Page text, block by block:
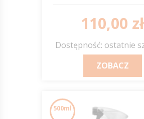
110,00 zł
Dostępność: ostatnie
ZOBACZ
500ml